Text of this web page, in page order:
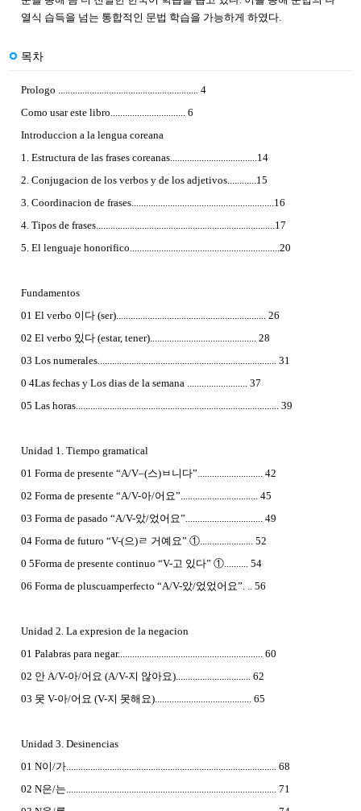
열식 습득을 넘는 통합적인 문법 학습을 가능하게 하였다.
목차
Prologo .......................................................... 4
Como usar este libro............................... 6
Introduccion a la lengua coreana
1. Estructura de las frases coreanas....................................14
2. Conjugacion de los verbos y de los adjetivos............15
3. Coordinacion de frases...........................................................16
4. Tipos de frases..........................................................................17
5. El lenguaje honorifico..............................................................20
Fundamentos
01 El verbo 이다 (ser).............................................................. 26
02 El verbo 있다 (estar, tener)............................................ 28
03 Los numerales.......................................................................... 31
0 4Las fechas y Los dias de la semana ......................... 37
05 Las horas.................................................................................... 39
Unidad 1. Tiempo gramatical
01 Forma de presente “A/V–(스)ㅂ니다”........................... 42
02 Forma de presente “A/V-아/어요”................................ 45
03 Forma de pasado “A/V-았/었어요”................................ 49
04 Forma de futuro “V-(으)ㄹ 거예요” ①...................... 52
0 5Forma de presente continuo “V-고 있다” ①.......... 54
06 Forma de pluscuamperfecto “A/V-았/었었어요”. .. 56
Unidad 2. La expresion de la negacion
01 Palabras para negar............................................................ 60
02 안 A/V-아/어요 (A/V-지 않아요)............................... 62
03 못 V-아/어요 (V-지 못해요)........................................ 65
Unidad 3. Desinencias
01 N이/가....................................................................................... 68
02 N은/는....................................................................................... 71